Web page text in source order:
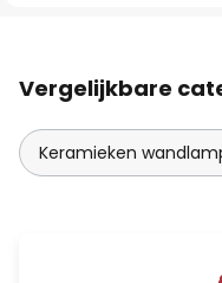
Vergelijkbare
Keramieken